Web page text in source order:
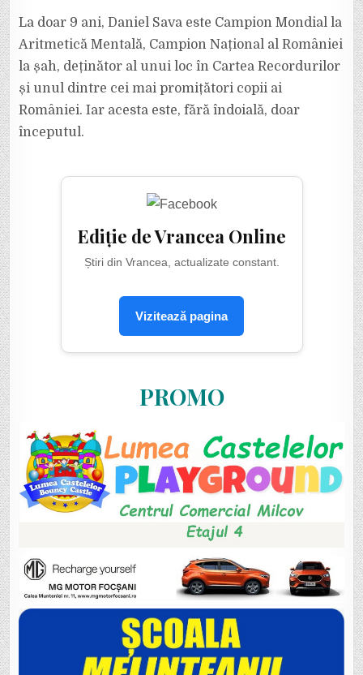
La doar 9 ani, Daniel Sava este Campion Mondial la
Aritmetică Mentală, Campion Național al României
la șah, deținător al unui loc în Cartea Recordurilor
și unul dintre cei mai promițători copii ai
României. Iar acesta este, fără îndoială, doar
începutul.
Ediție de Vrancea Online
Știri din Vrancea, actualizate constant.
Vizitează pagina
PROMO